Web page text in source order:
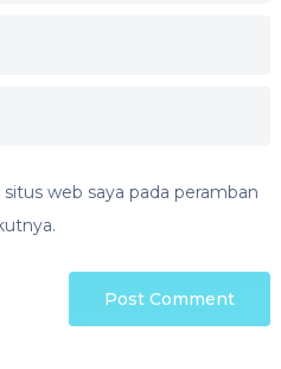
web saya pada peramban